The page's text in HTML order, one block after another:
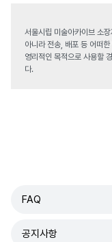
서울시립 미술아카이브 소
아니라 전송, 배포 등 어떠
영리적인 목적으로 사용할
다.
FAQ
공지사항